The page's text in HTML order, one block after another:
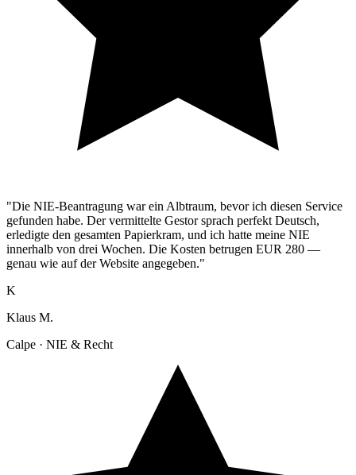
"Die NIE-Beantragung war ein Albtraum, bevor ich diesen Service
gefunden habe. Der vermittelte Gestor sprach perfekt Deutsch,
erledigte den gesamten Papierkram, und ich hatte meine NIE
innerhalb von drei Wochen. Die Kosten betrugen EUR 280 —
genau wie auf der Website angegeben."
K
Klaus M.
Calpe · NIE & Recht